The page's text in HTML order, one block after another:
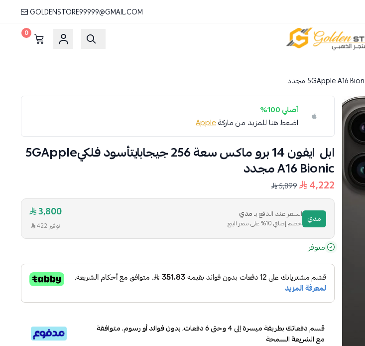
GOLDENSTORE99999@GMAIL.COM
الذهبي
0
أصلي 100%
اضغط هنا للمزيد من ماركةApple
ابل‎‎ ‎‎ ايفون 14 برو ماكس‎‎ ‎سعة 256 جيجابايت‎‎أسود فلكي‎‎5‎G‎‎Apple
A16‎ Bionic‎ مجدد
4,222
5,899
مدي السعر عند الدفع بـمدي
خصم إضافي 10% على سعر البيع
3,800
توفير 422
متوفر
قسم دفعاتك بطريقة ميسرة إلى 4 وحتى 6 دفعات، بدون فوائد أو رسوم. متوافقة
مع الشريعة السمحة